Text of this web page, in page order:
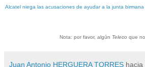
Alcatel niega las acusaciones de ayudar a la junta
Nota: por favor, algún Teleco que
Juan Antonio HERGUERA TORRES hacia